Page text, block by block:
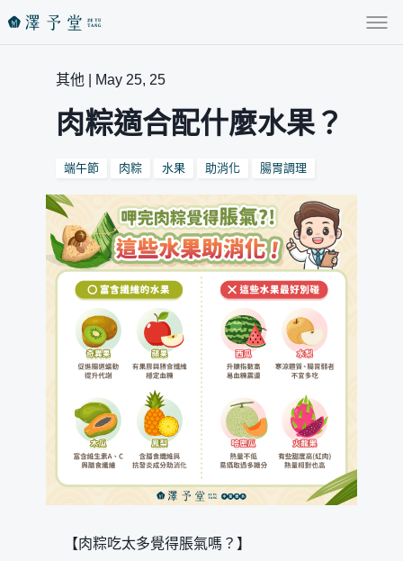
其他 | May 25, 25
肉粽適合配什麼水果？
端午節 肉粽 水果 助消化 腸胃調理
【肉粽吃太多覺得脹氣嗎？】